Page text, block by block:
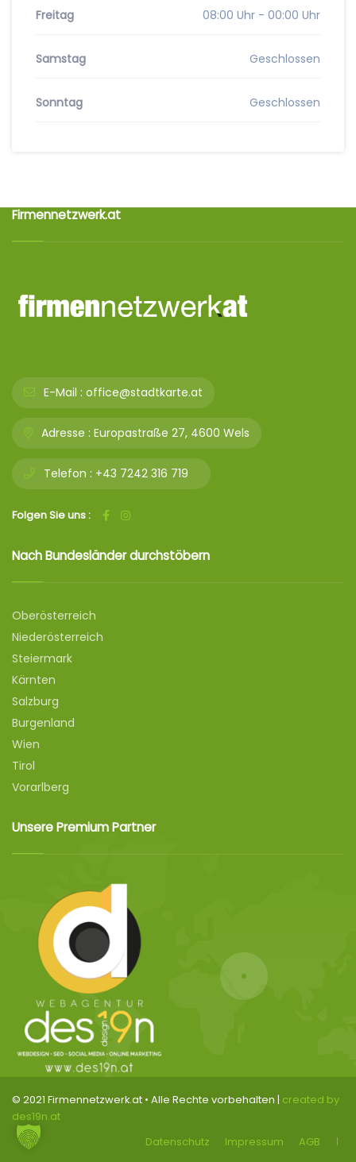
Freitag 08:00 Uhr - 00:00 Uhr
Samstag Geschlossen
Sonntag Geschlossen
Firmennetzwerk.at
E-Mail : office@stadtkarte.at
Adresse : Europastraße 27, 4600 Wels
Telefon : +43 7242 316 719
Folgen Sie uns :
Nach Bundesländer durchstöbern
Oberösterreich
Niederösterreich
Steiermark
Kärnten
Salzburg
Burgenland
Wien
Tirol
Vorarlberg
Unsere Premium Partner
© 2021 Firmennetzwerk.at • Alle Rechte vorbehalten | created by
des19n.at
Datenschutz
Impressum AGB